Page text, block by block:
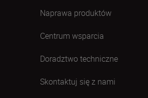
Naprawa produktów
Centrum wsparcia
Doradztwo techniczne
Skontaktuj się z nami